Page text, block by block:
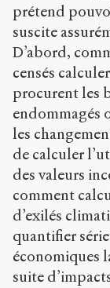
prétend
suscite
D’abord,
censés
procurent les
endommagés
les
de calculer
des valeurs
comment
d’exilés
quantifier
économiques
suite